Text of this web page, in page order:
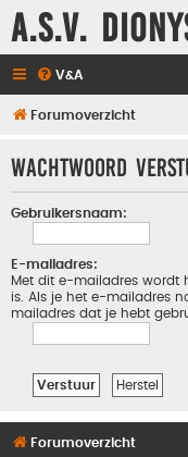
A.S.V.
V&A
Forumoverzicht
Wachtwoord
Gebruikersnaam:
E-mailadres:
Met dit e-mailadres wordt
is. Als je het e-mailadres
mailadres dat je hebt
Forumoverzicht